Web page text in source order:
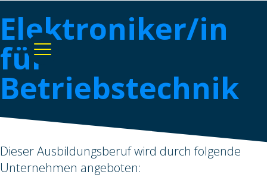
Elektroniker/in
für
Betriebstechnik
Dieser Ausbildungsberuf wird durch folgende
Unternehmen angeboten: